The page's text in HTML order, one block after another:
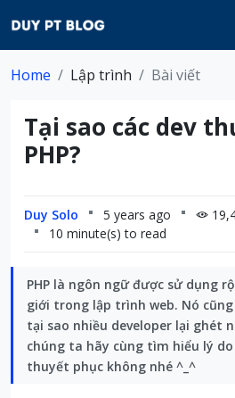
Home Lập trình Bài viết
Tại sao các dev
PHP?
Duy Solo 5 years ago
10 minute(s) to read
PHP là ngôn ngữ được sử dụng
giới trong lập trình web. Nó
tại sao nhiều developer lại ghét
chúng ta hãy cùng tìm hiểu lý
thuyết phục không nhé ^_^